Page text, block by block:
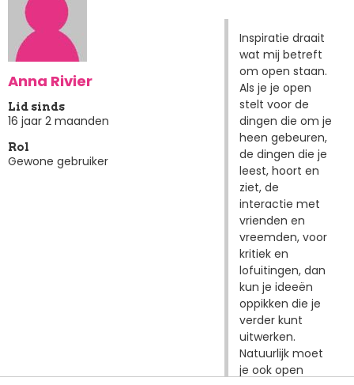
Anna Rivier
Lid sinds
16 jaar 2 maanden
Rol
Gewone gebruiker
Inspiratie draait
wat mij betreft
om open staan.
Als je je open
stelt voor de
dingen die om je
heen gebeuren,
de dingen die je
leest, hoort en
ziet, de
interactie met
vrienden en
vreemden, voor
kritiek en
lofuitingen, dan
kun je ideeën
oppikken die je
verder kunt
uitwerken.
Natuurlijk moet
je ook open